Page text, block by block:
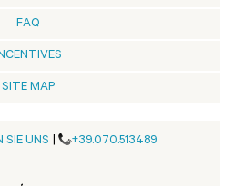
FAQ
SITE MAP
SIE UNS +39.070.513489